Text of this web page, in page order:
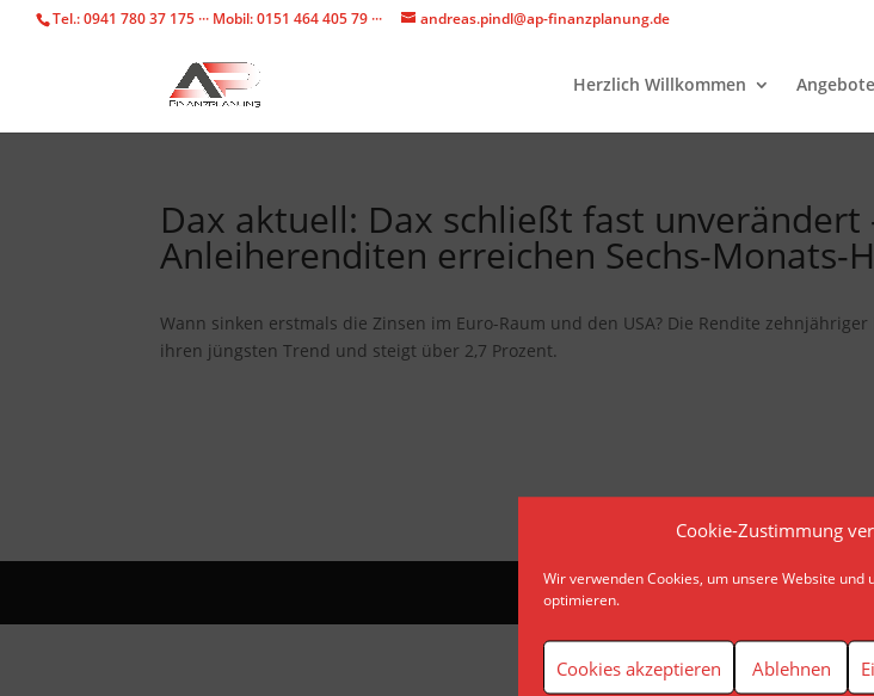
Cookie-Zustimmung
Wir verwenden Cookies, um unsere Website und
optimieren.
Cookies akzeptieren Ablehnen
Tel.: 0941 780 37 175 ··· Mobil: 0151 464 405 79 ··· andreas.pindl@ap-finanzplanung.de
Herzlich Willkommen Angebote
Dax aktuell: Dax schließt fast unverändert
Anleiherenditen erreichen Sechs-Monats-
Wann sinken erstmals die Zinsen im Euro-Raum und den USA? Die Rendite
ihren jüngsten Trend und steigt über 2,7 Prozent.
© AP Finanzplanung